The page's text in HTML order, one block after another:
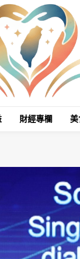
財經專欄 美